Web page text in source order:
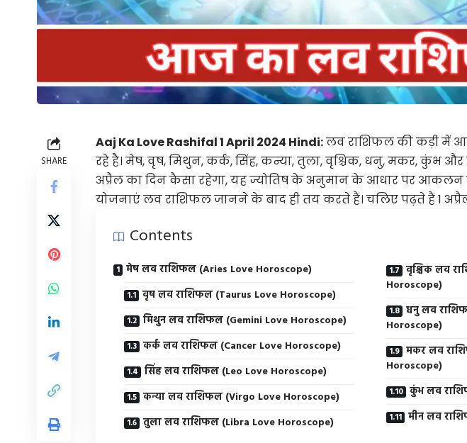
SHARE
Aaj Ka Love Rashifal 1 April 2024 Hindi:लव राशिफल की कड़ी में
रहे है। मेष, वृष, मिथुन, कर्क, सिंह, कन्या, तुला, वृश्चिक, धनु, मकर, कुंभ और
अप्रैल का दिन कैसा रहेगा, यह ज्योतिष के अनुमान के आधार पर आकलन
योजनाएं लव राशिफल जानने के बाद ही तय करते हैं। चलिए पढ़ते हैं 1
Contents
मेष लव राशिफल (Aries Love Horoscope)
वृष लव राशिफल (Taurus Love Horoscope)
मिथुन लव राशिफल (Gemini Love Horoscope)
कर्क लव राशिफल (Cancer Love Horoscope)
सिंह लव राशिफल (Leo Love Horoscope)
कन्या लव राशिफल (Virgo Love Horoscope)
तुला लव राशिफल (Libra Love Horoscope)
वृश्चिक लव
Horoscope)
धनु लव
Horoscope)
मकर लव
Horoscope)
कुंभ लव
मीन लव